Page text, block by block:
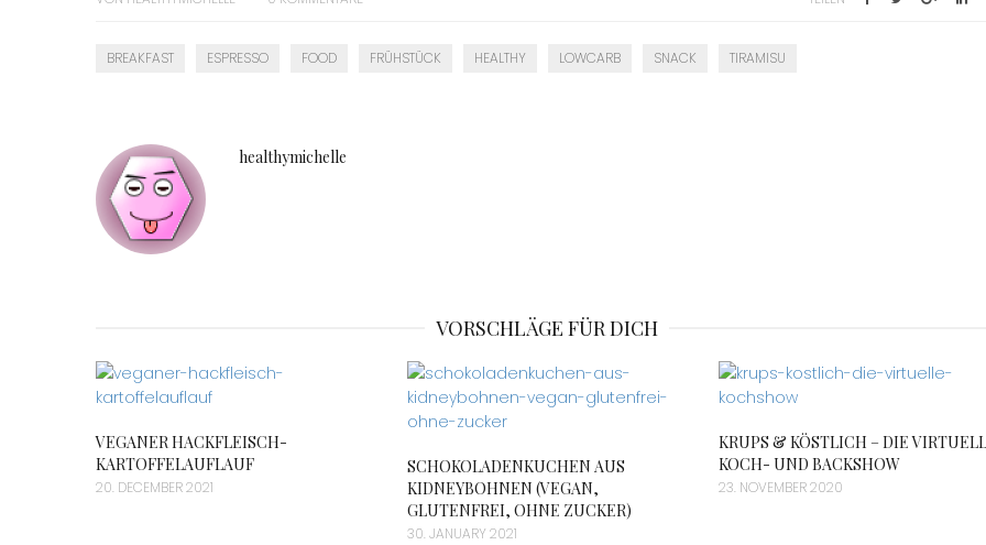
BREAKFAST ESPRESSO FOOD FRÜHSTÜCK HEALTHY LOWCARB SNACK TIRAMISU
healthymichelle
VORSCHLÄGE FÜR DICH
VEGANER HACKFLEISCH-
KARTOFFELAUFLAUF
20. DECEMBER 2021
SCHOKOLADENKUCHEN AUS
KIDNEYBOHNEN (VEGAN,
GLUTENFREI, OHNE ZUCKER)
30. JANUARY 2021
KRUPS & KÖSTLICH – DIE
KOCH- UND BACKSHOW
23. NOVEMBER 2020